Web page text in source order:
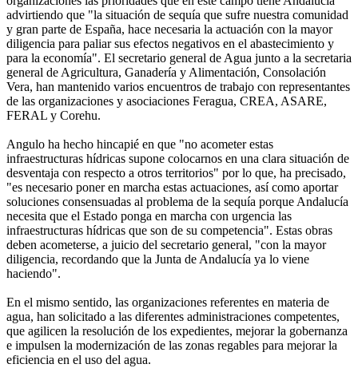
advirtiendo que "la situación de sequía que sufre nuestra comunidad
y gran parte de España, hace necesaria la actuación con la mayor
diligencia para paliar sus efectos negativos en el abastecimiento y
para la economía". El secretario general de Agua junto a la secretaria
general de Agricultura, Ganadería y Alimentación, Consolación
Vera, han mantenido varios encuentros de trabajo con representantes
de las organizaciones y asociaciones Feragua, CREA, ASARE,
FERAL y Corehu.
Angulo ha hecho hincapié en que "no acometer estas
infraestructuras hídricas supone colocarnos en una clara situación de
desventaja con respecto a otros territorios" por lo que, ha precisado,
"es necesario poner en marcha estas actuaciones, así como aportar
soluciones consensuadas al problema de la sequía porque Andalucía
necesita que el Estado ponga en marcha con urgencia las
infraestructuras hídricas que son de su competencia". Estas obras
deben acometerse, a juicio del secretario general, "con la mayor
diligencia, recordando que la Junta de Andalucía ya lo viene
haciendo".
En el mismo sentido, las organizaciones referentes en materia de
agua, han solicitado a las diferentes administraciones competentes,
que agilicen la resolución de los expedientes, mejorar la gobernanza
e impulsen la modernización de las zonas regables para mejorar la
eficiencia en el uso del agua.